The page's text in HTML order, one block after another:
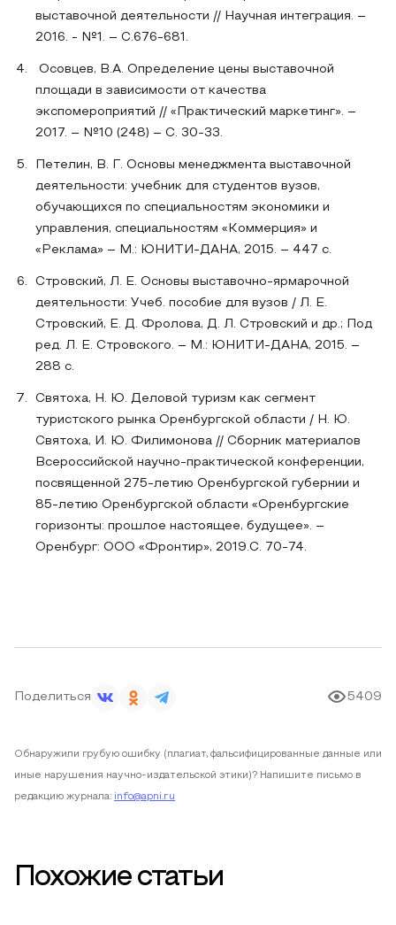
выставочной деятельности // Научная интеграция. –
2016. - №1. – С.676-681.
Осовцев, В.А. Определение цены выставочной
площади в зависимости от качества
экспомероприятий // «Практический маркетинг». –
2017. – №10 (248) – C. 30-33.
Петелин, В. Г. Основы менеджмента выставочной
деятельности: учебник для студентов вузов,
обучающихся по специальностям экономики и
управления, специальностям «Коммерция» и
«Реклама» – М.: ЮНИТИ-ДАНА, 2015. – 447 с.
Стровский, Л. Е. Основы выставочно-ярмарочной
деятельности: Учеб. пособие для вузов / Л. Е.
Стровский, Е. Д. Фролова, Д. Л. Стровский и др.; Под
ред. Л. Е. Стровского. – М.: ЮНИТИ-ДАНА, 2015. –
288 с.
Святоха, Н. Ю. Деловой туризм как сегмент
туристского рынка Оренбургской области / Н. Ю.
Святоха, И. Ю. Филимонова // Сборник материалов
Всероссийской научно-практической конференции,
посвященной 275-летию Оренбургской губернии и
85-летию Оренбургской области «Оренбургские
горизонты: прошлое настоящее, будущее». –
Оренбург: ООО «Фронтир», 2019.С. 70-74.
Поделиться 5409
Обнаружили грубую ошибку (плагиат, фальсифицированные данные или
иные нарушения научно-издательской этики)? Напишите письмо в
редакцию журнала: info@apni.ru
Похожие статьи